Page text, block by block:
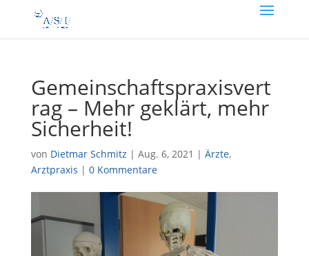
Gemeinschaftspraxisvert
rag – Mehr geklärt, mehr
Sicherheit!
von Dietmar Schmitz | Aug. 6, 2021 | Ärzte,
Arztpraxis | 0 Kommentare